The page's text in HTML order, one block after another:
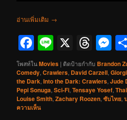
อ่านเพิ่มเติม →
Facebook
Line
X
โพสท์ในMovies | ติดป้ายกำกับ Brandon
Comedy,Crawlers, David Carzell,
the Dark,Into the Dark: Crawlers,Jude
Pepi Sonuga,Sci-Fi,Tensaye Yosef,
Louise Smith,Zachary Roozen,ซับไทย,
ความเห็น